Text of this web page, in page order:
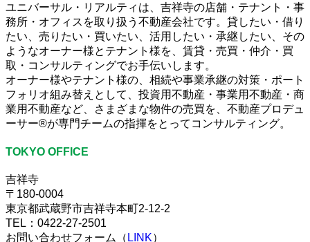
ユニバーサル・リアルティは、吉祥寺の店舗・テナント・事
務所・オフィスを取り扱う不動産会社です。貸したい・借り
たい、売りたい・買いたい、活用したい・承継したい、その
ようなオーナー様とテナント様を、賃貸・売買・仲介・買
取・コンサルティングでお手伝いします。
オーナー様やテナント様の、相続や事業承継の対策・ポート
フォリオ組み替えとして、投資用不動産・事業用不動産・商
業用不動産など、さまざまな物件の売買を、不動産プロデュ
ーサー®が専門チームの指揮をとってコンサルティング。
TOKYO OFFICE
吉祥寺
〒180-0004
東京都武蔵野市吉祥寺本町2-12-2
TEL：0422-27-2501
お問い合わせフォーム（ LINK）